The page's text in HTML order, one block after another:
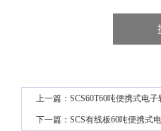
上一篇： SCS60T60吨便携式电子
下一篇： SCS有线板60吨便携式